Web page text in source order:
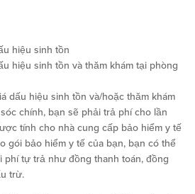
hiệu sinh tồn
hiệu sinh tồn và thăm khám tại phòng
dấu hiệu sinh tồn và/hoặc thăm khám
chính, bạn sẽ phải trả phí cho lần
tính cho nhà cung cấp bảo hiểm y tế
gói bảo hiểm y tế của bạn, bạn có thể
phí tự trả như đồng thanh toán, đồng
trừ.